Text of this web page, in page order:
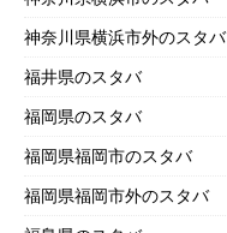
神奈川県横浜市外のスタバ
福井県のスタバ
福岡県のスタバ
福岡県福岡市のスタバ
福岡県福岡市外のスタバ